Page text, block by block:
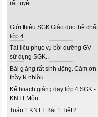
rất tuyệt...
...
Giới thiệu SGK Giáo dục thể chất
lớp 4...
Tài liệu phục vụ bồi dưỡng GV
sử dụng SGK...
Bài giảng rất sinh động. Cảm ơn
thầy N nhiều...
Kế hoạch giảng dạy lớp 4 SGK -
KNTT Môn...
Toán 1 KNTT. Bài 1 Tiết 2....